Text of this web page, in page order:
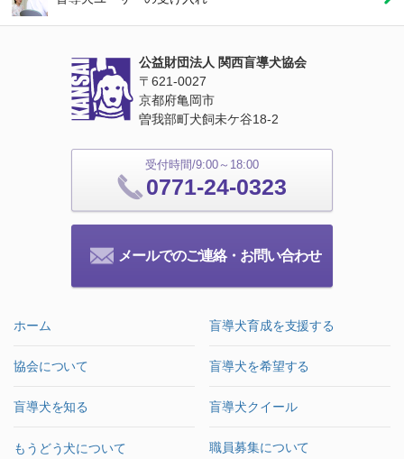
公益財団法人 関西盲導犬協会
〒621‐0027
京都府亀岡市
曽我部町犬飼未ケ谷18‐2
受付時間/9:00～18:00
0771-24-0323
メールでのご連絡・お問い合わせ
ホーム
協会について
盲導犬を知る
もうどう犬について
盲導犬育成を支援する
盲導犬を希望する
盲導犬クイール
職員募集について